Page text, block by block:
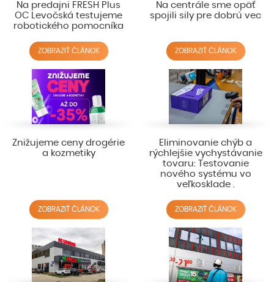
Na predajni FRESH Plus
OC Levočská testujeme
robotického pomocníka
ZOBRAZIŤ ČLÁNOK
Na centrále sme opäť
spojili sily pre dobrú vec
ZOBRAZIŤ ČLÁNOK
Znižujeme ceny drogérie
a kozmetiky
ZOBRAZIŤ ČLÁNOK
Eliminovanie chýb a
rýchlejšie vychystávanie
tovaru: Testovanie
nového systému vo
veľkosklade .
ZOBRAZIŤ ČLÁNOK